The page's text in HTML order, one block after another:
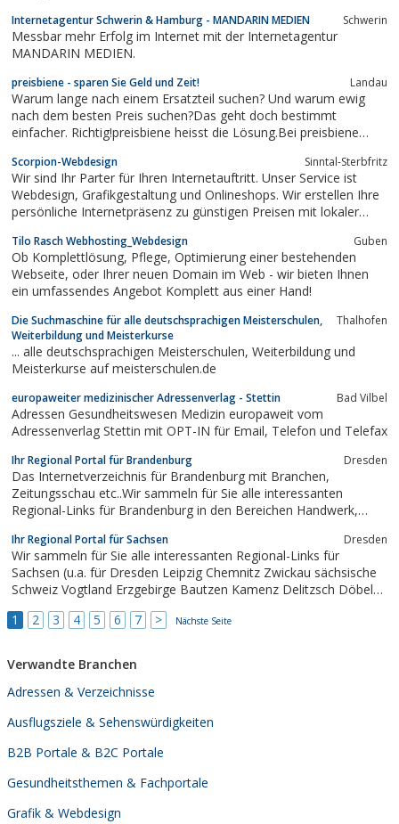
Internetagentur Schwerin & Hamburg - MANDARIN MEDIEN Schwerin
Messbar mehr Erfolg im Internet mit der Internetagentur
MANDARIN MEDIEN.
preisbiene - sparen Sie Geld und Zeit! Landau
Warum lange nach einem Ersatzteil suchen? Und warum ewig
nach dem besten Preis suchen?Das geht doch bestimmt
einfacher. Richtig!preisbiene heisst die Lösung.Bei preisbiene
dem was Sie suchen und die Verkäufer machen Ihnen
Angebote.Einfacher geht es wirklich nicht....
Scorpion-Webdesign Sinntal-Sterbfritz
Wir sind Ihr Parter für Ihren Internetauftritt. Unser Service ist
Webdesign, Grafikgestaltung und Onlineshops. Wir erstellen Ihre
persönliche Internetpräsenz zu günstigen Preisen mit lokaler
und CD-Visitenkarten können wir Sie tatkräftig unterstützen.
Tilo Rasch Webhosting_Webdesign Guben
Ob Komplettlösung, Pflege, Optimierung einer bestehenden
Webseite, oder Ihrer neuen Domain im Web - wir bieten Ihnen
ein umfassendes Angebot Komplett aus einer Hand!
Die Suchmaschine für alle deutschsprachigen Meisterschulen,
Weiterbildung und Meisterkurse
Thalhofen
... alle deutschsprachigen Meisterschulen, Weiterbildung und
Meisterkurse auf meisterschulen.de
europaweiter medizinischer Adressenverlag - Stettin Bad Vilbel
Adressen Gesundheitswesen Medizin europaweit vom
Adressenverlag Stettin mit OPT-IN für Email, Telefon und Telefax
Ihr Regional Portal für Brandenburg Dresden
Das Internetverzeichnis für Brandenburg mit Branchen,
Zeitungsschau etc..Wir sammeln für Sie alle interessanten
Regional-Links für Brandenburg in den Bereichen Handwerk,
Pension, Ferien / Urlaub, Tourismus, Reisen, Auto, Wellness,
Jobs, Sport, Kultur...
Ihr Regional Portal für Sachsen Dresden
Wir sammeln für Sie alle interessanten Regional-Links für
Sachsen (u.a. für Dresden Leipzig Chemnitz Zwickau sächsische
Schweiz Vogtland Erzgebirge Bautzen Kamenz Delitzsch Döbeln
den Bereichen Handwerk, Immobilien, Bauen, Handel,
1 2 3 4 5 6 7 > Nächste Seite
Verwandte Branchen
Adressen & Verzeichnisse
Ausflugsziele & Sehenswürdigkeiten
B2B Portale & B2C Portale
Gesundheitsthemen & Fachportale
Grafik & Webdesign